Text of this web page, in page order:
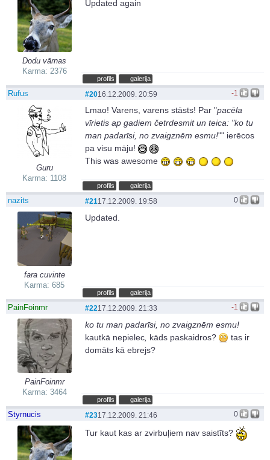
Dodu vārnas
Karma: 2376
Updated again
profils galerija
Rufus
Guru
Karma: 1108
-1
#2016.12.2009. 20:59
Lmao! Varens, varens stāsts! Par "pacēla
vīrietis ap gadiem četrdesmit un teica: "ko tu
man padarīsi, no zvaigznēm esmu!"" ierēcos
pa visu māju!
This was awesome
profils galerija
nazits
fara cuvinte
Karma: 685
0
#2117.12.2009. 19:58
Updated.
profils galerija
PainFoinmr
PainFoinmr
Karma: 3464
-1
#2217.12.2009. 21:33
ko tu man padarīsi, no zvaigznēm esmu!
kautkā nepielec kāds paskaidros?
tas ir
domāts kā ebrejs?
profils galerija
Styrnucis 0
#2317.12.2009. 21:46
Tur kaut kas ar zvirbuļiem nav saistīts?